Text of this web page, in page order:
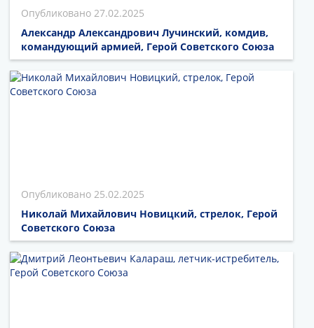
27.02.2025
Александр Александрович Лучинский, комдив,
командующий армией, Герой Советского Союза
25.02.2025
Николай Михайлович Новицкий, стрелок, Герой
Советского Союза